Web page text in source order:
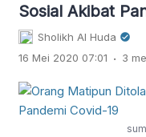
Sosial Akibat
Sholikh Al Huda
16 Mei 2020 07:01 . 3